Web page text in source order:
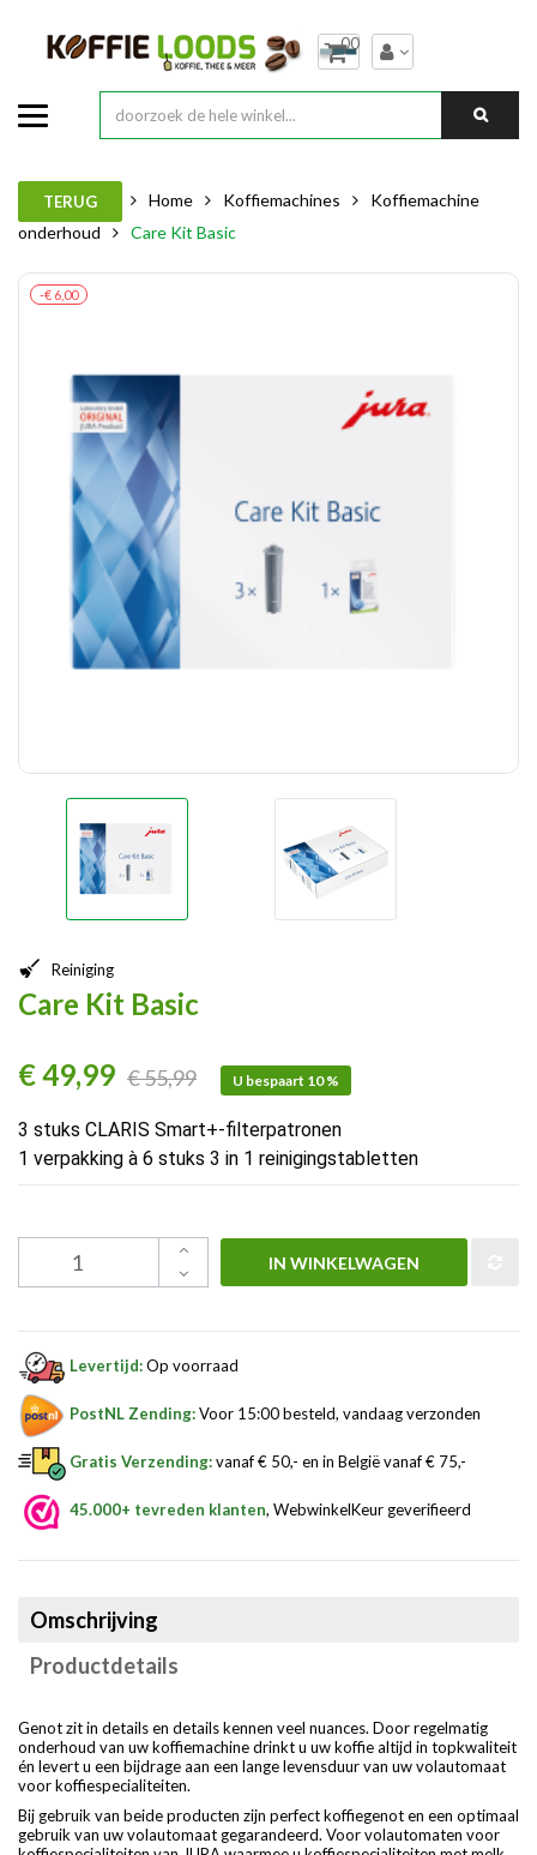
00
TERUG Home Koffiemachines
Koffiemachine
onderhoud
Care Kit Basic
-€ 6,00
Reiniging
Care Kit Basic
€ 49,99 € 55,99 U bespaart 10 %
3 stuks CLARIS Smart+-filterpatronen
1 verpakking à 6 stuks 3 in 1 reinigingstabletten
IN WINKELWAGEN
Levertijd:Op voorraad
PostNL Zending:Voor 15:00 besteld, vandaag verzonden
Gratis Verzending:vanaf € 50,- en in België vanaf € 75,-
45.000+ tevreden klanten, WebwinkelKeur geverifieerd
Omschrijving
Productdetails
Genot zit in details en details kennen veel nuances. Door regelmatig
onderhoud van uw koffiemachine drinkt u uw koffie altijd in topkwaliteit
én levert u een bijdrage aan een lange levensduur van uw volautomaat
voor koffiespecialiteiten.
Bij gebruik van beide producten zijn perfect koffiegenot en een optimaal
gebruik van uw volautomaat gegarandeerd. Voor volautomaten voor